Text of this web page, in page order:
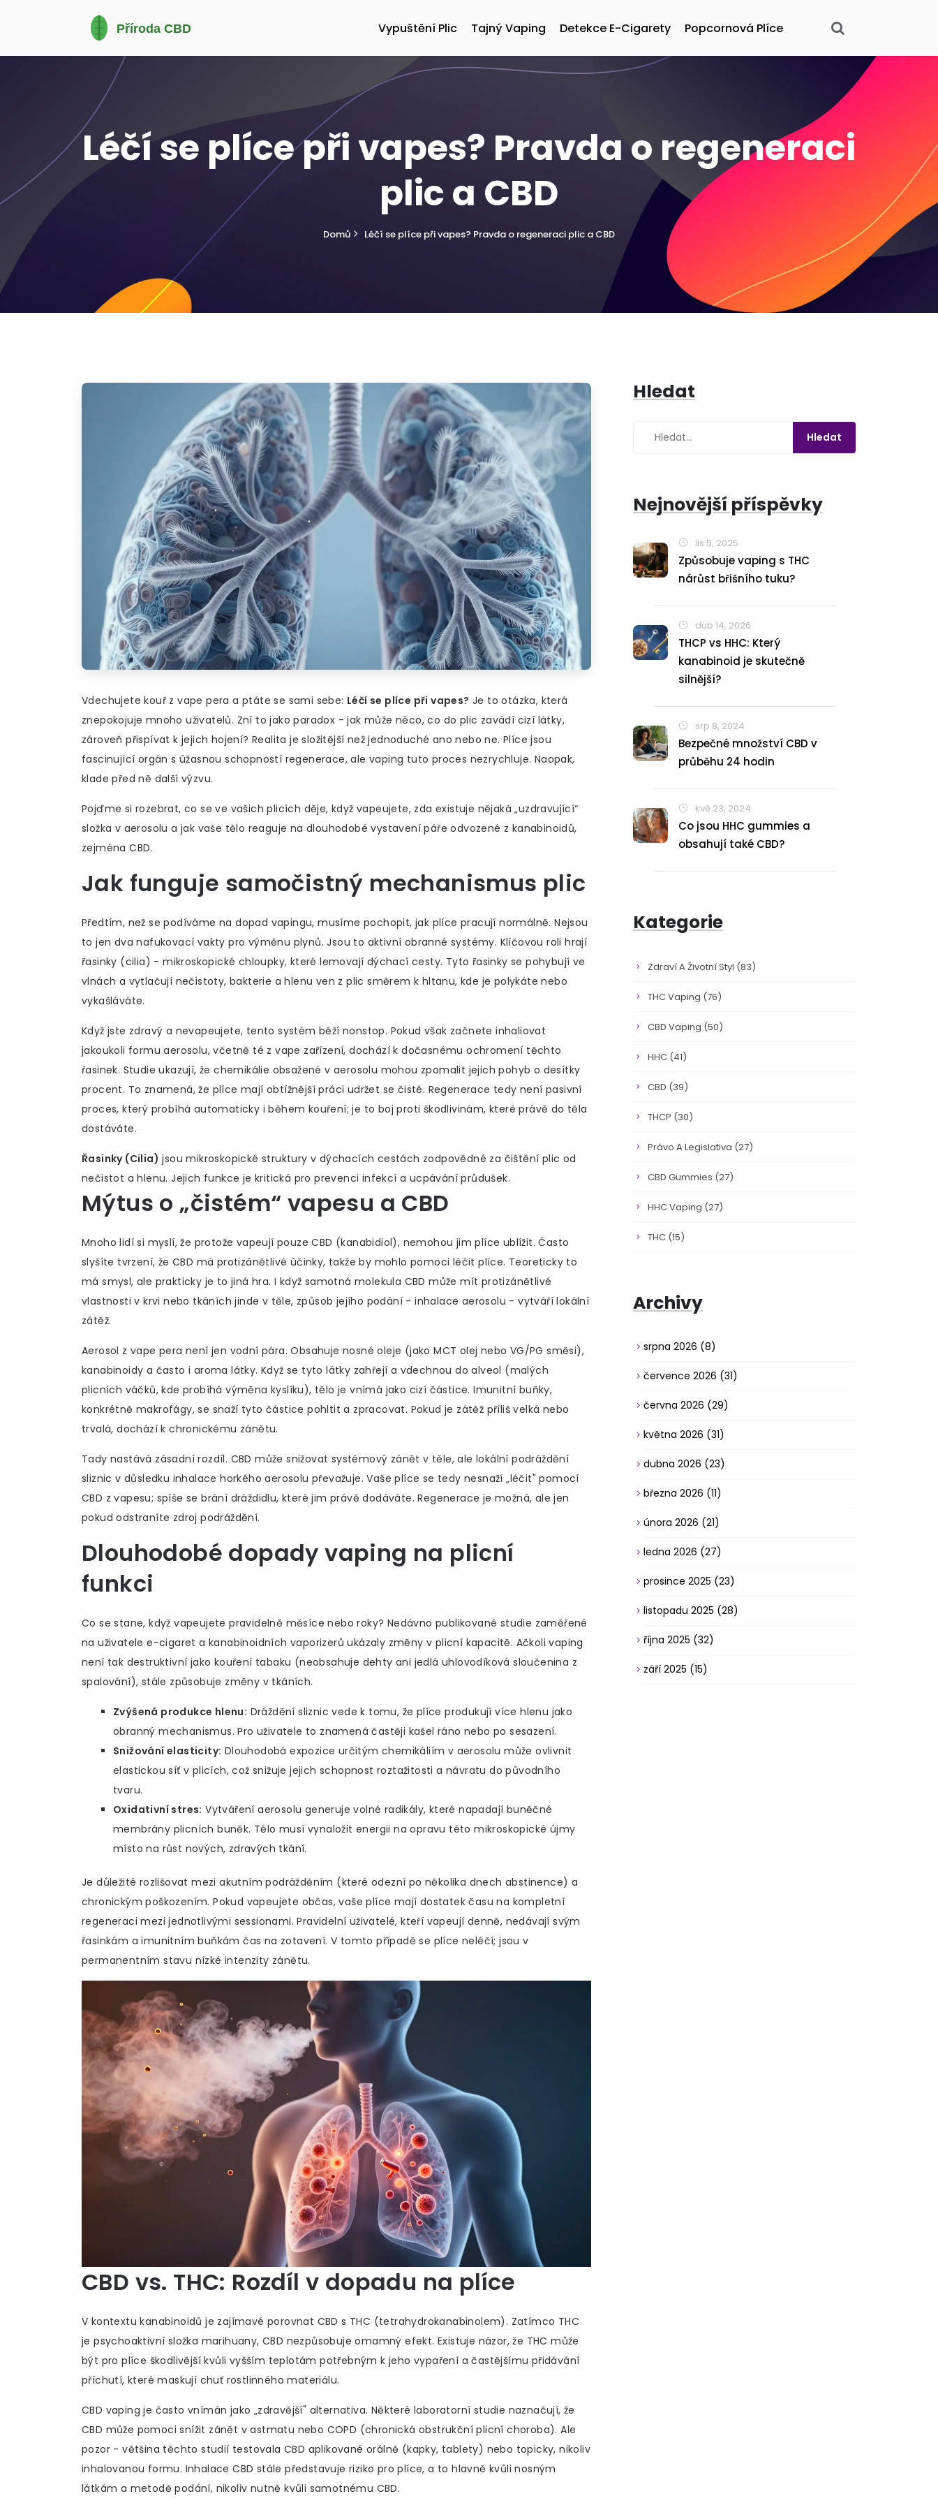
Vypuštění Plic Tajný Vaping Detekce E-Cigarety Popcornová Plíce
Léčí se plíce při vapes? Pravda o regeneraci
plic a CBD
Domů Léčí se plíce při vapes? Pravda o regeneraci plic a CBD
Vdechujete kouř z vape pera a ptáte se sami sebe: Léčí se plíce při vapes? Je to otázka, která
znepokojuje mnoho uživatelů. Zní to jako paradox - jak může něco, co do plic zavádí cizí látky,
zároveň přispívat k jejich hojení? Realita je složitější než jednoduché ano nebo ne. Plíce jsou
fascinující orgán s úžasnou schopností regenerace, ale vaping tuto proces nezrychluje. Naopak,
klade před ně další výzvu.
Pojďme si rozebrat, co se ve vašich plicích děje, když vapeujete, zda existuje nějaká „uzdravující“
složka v aerosolu a jak vaše tělo reaguje na dlouhodobé vystavení páře odvozené z kanabinoidů,
zejména CBD.
Jak funguje samočistný mechanismus plic
Předtím, než se podíváme na dopad vapingu, musíme pochopit, jak plíce pracují normálně. Nejsou
to jen dva nafukovací vakty pro výměnu plynů. Jsou to aktivní obranné systémy. Klíčovou roli hrají
řasinky (cilia) - mikroskopické chloupky, které lemovají dýchací cesty. Tyto řasinky se pohybují ve
vlnách a vytlačují nečistoty, bakterie a hlenu ven z plic směrem k hltanu, kde je polykáte nebo
vykašláváte.
Když jste zdravý a nevapeujete, tento systém běží nonstop. Pokud však začnete inhaliovat
jakoukoli formu aerosolu, včetně té z vape zařízení, dochází k dočasnému ochromení těchto
řasinek. Studie ukazují, že chemikálie obsažené v aerosolu mohou zpomalit jejich pohyb o desítky
procent. To znamená, že plíce mají obtížnější práci udržet se čisté. Regenerace tedy není pasivní
proces, který probíhá automaticky i během kouření; je to boj proti škodlivinám, které právě do těla
dostáváte.
Řasinky (Cilia) jsoumikroskopické struktury v dýchacích cestách zodpovědné za čištění plic od
nečistot a hlenu. Jejich funkce je kritická pro prevenci infekcí a ucpávání průdušek.
Mýtus o „čistém“ vapesu a CBD
Mnoho lidí si myslí, že protože vapeují pouze CBD (kanabidiol), nemohou jim plíce ublížit. Často
slyšíte tvrzení, že CBD má protizánětlivé účinky, takže by mohlo pomoci léčit plíce. Teoreticky to
má smysl, ale prakticky je to jiná hra. I když samotná molekula CBD může mít protizánětlivé
vlastnosti v krvi nebo tkáních jinde v těle, způsob jejího podání - inhalace aerosolu - vytváří lokální
zátěž.
Aerosol z vape pera není jen vodní pára. Obsahuje nosné oleje (jako MCT olej nebo VG/PG směsi),
kanabinoidy a často i aroma látky. Když se tyto látky zahřejí a vdechnou do alveol (malých
plicních váčků, kde probíhá výměna kyslíku), tělo je vnímá jako cizí částice. Imunitní buňky,
konkrétně makrofágy, se snaží tyto částice pohltit a zpracovat. Pokud je zátěž příliš velká nebo
trvalá, dochází k chronickému zánětu.
Tady nastává zásadní rozdíl. CBD může snižovat systémový zánět v těle, ale lokální podráždění
sliznic v důsledku inhalace horkého aerosolu převažuje. Vaše plíce se tedy nesnaží „léčit" pomocí
CBD z vapesu; spíše se brání dráždidlu, které jim právě dodáváte. Regenerace je možná, ale jen
pokud odstraníte zdroj podráždění.
Dlouhodobé dopady vaping na plicní
funkci
Co se stane, když vapeujete pravidelně měsíce nebo roky? Nedávno publikované studie zaměřené
na uživatele e-cigaret a kanabinoidních vaporizerů ukázaly změny v plicní kapacitě. Ačkoli vaping
není tak destruktivní jako kouření tabaku (neobsahuje dehty ani jedlá uhlovodíková sloučenina z
spalování), stále způsobuje změny v tkáních.
Zvýšená produkce hlenu: Dráždění sliznic vede k tomu, že plíce produkují více hlenu jako
obranný mechanismus. Pro uživatele to znamená častěji kašel ráno nebo po sesazení.
Snižování elasticity: Dlouhodobá expozice určitým chemikáliím v aerosolu může ovlivnit
elastickou síť v plicích, což snižuje jejich schopnost roztažitosti a návratu do původního
tvaru.
Oxidativní stres: Vytváření aerosolu generuje volné radikály, které napadají buněčné
membrány plicních buněk. Tělo musí vynaložit energii na opravu této mikroskopické újmy
místo na růst nových, zdravých tkání.
Je důležité rozlišovat mezi akutním podrážděním (které odezní po několika dnech abstinence) a
chronickým poškozením. Pokud vapeujete občas, vaše plíce mají dostatek času na kompletní
regeneraci mezi jednotlivými sessionami. Pravidelní uživatelé, kteří vapeují denně, nedávají svým
řasinkám a imunitním buňkám čas na zotavení. V tomto případě se plíce neléčí; jsou v
permanentním stavu nízké intenzity zánětu.
CBD vs. THC: Rozdíl v dopadu na plíce
V kontextu kanabinoidů je zajímavé porovnat CBD s THC (tetrahydrokanabinolem). Zatímco THC
je psychoaktivní složka marihuany, CBD nezpůsobuje omamný efekt. Existuje názor, že THC může
být pro plíce škodlivější kvůli vyšším teplotám potřebným k jeho vypaření a častějšímu přidávání
příchutí, které maskují chuť rostlinného materiálu.
CBD vaping je často vnímán jako „zdravější" alternativa. Některé laboratorní studie naznačují, že
CBD může pomoci snížit zánět v astmatu nebo COPD (chronická obstrukční plicní choroba). Ale
pozor - většina těchto studií testovala CBD aplikované orálně (kapky, tablety) nebo topicky, nikoliv
inhalovanou formu. Inhalace CBD stále představuje riziko pro plíce, a to hlavně kvůli nosným
látkám a metodě podání, nikoliv nutně kvůli samotnému CBD.
Hledat
Nejnovější příspěvky
lis 5, 2025
Způsobuje vaping s THC
nárůst břišního tuku?
dub 14, 2026
THCP vs HHC: Který
kanabinoid je skutečně
silnější?
srp 8, 2024
Bezpečné množství CBD v
průběhu 24 hodin
kvě 23, 2024
Co jsou HHC gummies a
obsahují také CBD?
Kategorie
Zdraví A Životní Styl (83)
THC Vaping (76)
CBD Vaping (50)
HHC (41)
CBD (39)
THCP (30)
Právo A Legislativa (27)
CBD Gummies (27)
HHC Vaping (27)
THC (15)
Archivy
srpna 2026 (8)
července 2026 (31)
června 2026 (29)
května 2026 (31)
dubna 2026 (23)
března 2026 (11)
února 2026 (21)
ledna 2026 (27)
prosince 2025 (23)
listopadu 2025 (28)
října 2025 (32)
září 2025 (15)